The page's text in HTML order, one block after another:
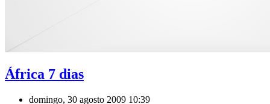
África 7 dias
domingo, 30 agosto 2009 10:39